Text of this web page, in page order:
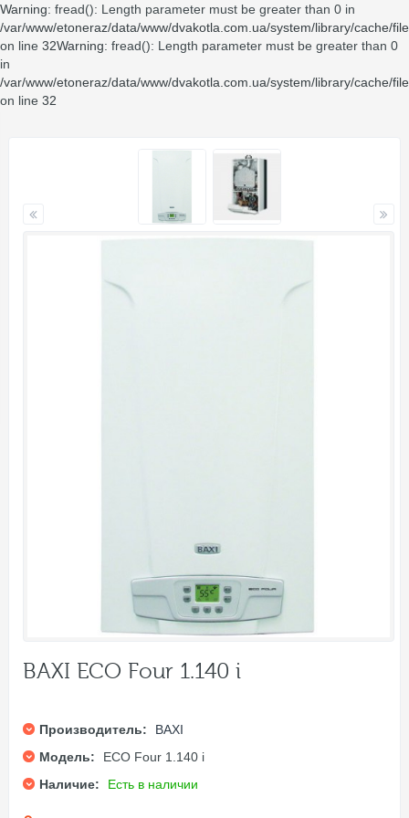
Warning: fread(): Length parameter must be greater than 0 in
/var/www/etoneraz/data/www/dvakotla.com.ua/system/library/cache/
on line 32Warning: fread(): Length parameter must be greater than 0
in
/var/www/etoneraz/data/www/dvakotla.com.ua/system/library/cache/
on line 32
BAXI ECO Four 1.140 i
Производитель:
BAXI
Модель:
ECO Four 1.140 i
Наличие:
Есть в наличии